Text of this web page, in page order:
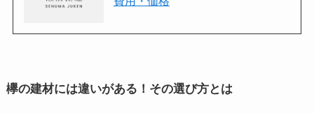
欅の建材には違いがある！その選び方とは